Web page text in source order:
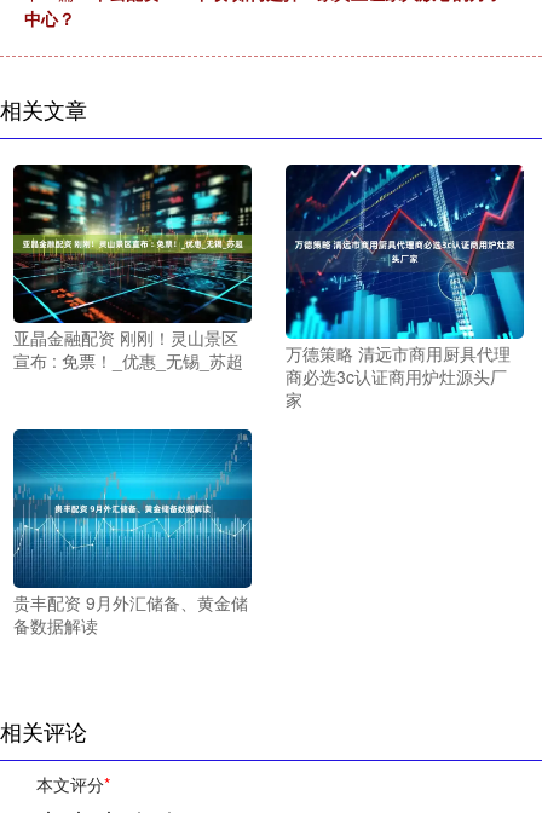
中心？
相关文章
亚晶金融配资 刚刚！灵山景区
宣布 : 免票！_优惠_无锡_苏超
万德策略 清远市商用厨具代理
商必选3c认证商用炉灶源头厂
家
贵丰配资 9月外汇储备、黄金储
备数据解读
相关评论
本文评分*